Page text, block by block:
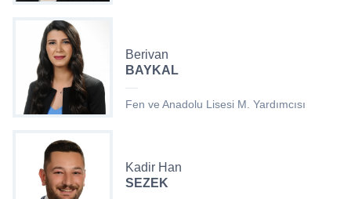
Berivan
BAYKAL
Fen ve Anadolu Lisesi M. Yardımcısı
Kadir Han
SEZEK